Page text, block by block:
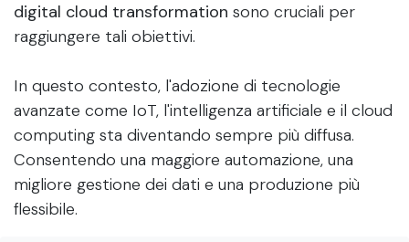
digital cloud transformation sono cruciali per
raggiungere tali obiettivi.
In questo contesto, l'adozione di tecnologie
avanzate come IoT, l'intelligenza artificiale e il cloud
computing sta diventando sempre più diffusa.
Consentendo una maggiore automazione, una
migliore gestione dei dati e una produzione più
flessibile.